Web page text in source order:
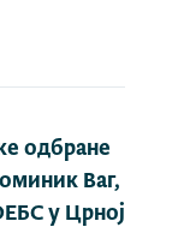
одбране
Ваг,
у Црној